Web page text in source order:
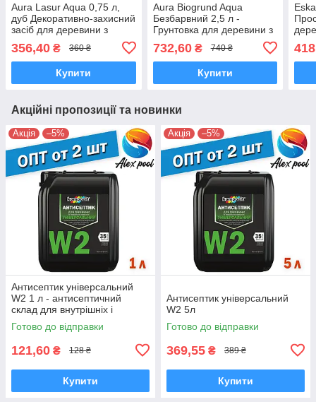
Aura Lasur Aqua 0,75 л,
дуб Декоративно-захисний
засіб для деревини з
фільтром
356,40 ₴ 360 ₴
Купити
Aura Biogrund Aqua
Безбарвний 2,5 л -
Грунтовка для деревини з
попередньої грунтовки
732,60₴ 740 ₴
Купити
Акційні пропозиції та новинки
Акція –5%
Антисептик універсальний
W2 1 л - антисептичний
склад для внутрішніх і
зовнішніх робіт
Готово до відправки
121,60 ₴ 128 ₴
Купити
Акція –5%
Антисептик універсальний
W2 5л
Готово до відправки
369,55 ₴ 389 ₴
Купити